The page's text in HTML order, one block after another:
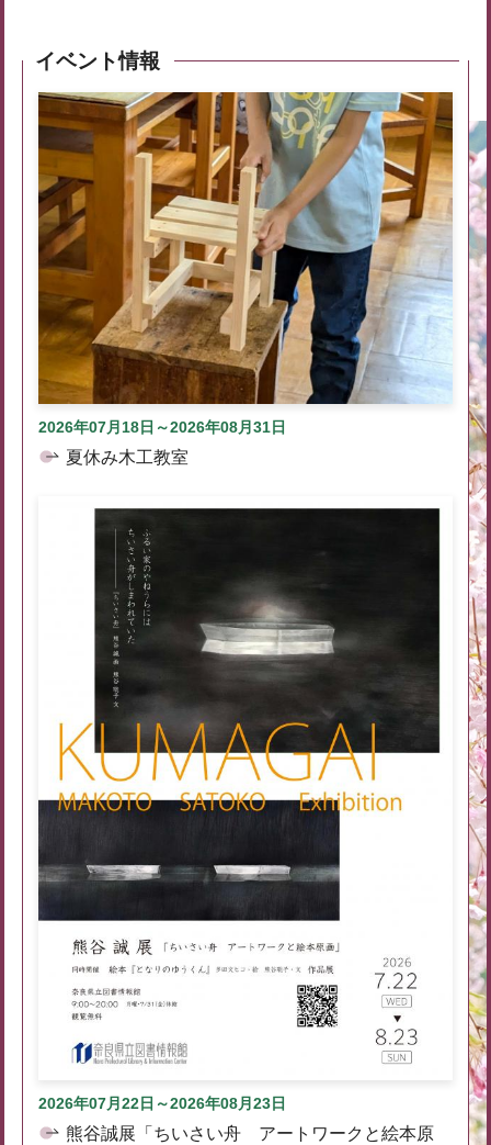
イベント情報
2026年07月18日～2026年08月31日
夏休み木工教室
2026年07月22日～2026年08月23日
熊谷誠展「ちいさい舟 アートワークと絵本原